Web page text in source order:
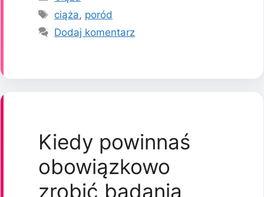
Tagi
ciąża, poród
Dodaj komentarz
Kiedy powinnaś
obowiązkowo
zrobić badania